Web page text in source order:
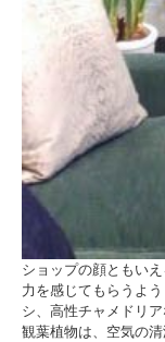
ショップの顔ともい
力を感じてもらうよ
シ、高性チャメドリ
観葉植物は、空気の